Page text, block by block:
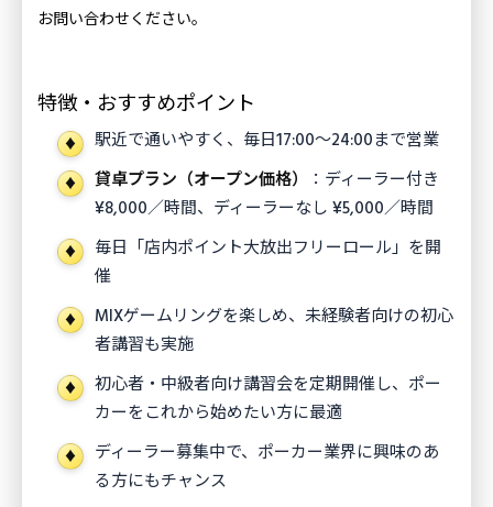
お問い合わせください。
特徴・おすすめポイント
駅近で通いやすく、毎日17:00〜24:00まで営業
貸卓プラン（オープン価格）
：ディーラー付き
¥8,000／時間、ディーラーなし ¥5,000／時間
毎日「店内ポイント大放出フリーロール」を開
催
MIXゲームリングを楽しめ、未経験者向けの初心
者講習も実施
初心者・中級者向け講習会を定期開催し、ポー
カーをこれから始めたい方に最適
ディーラー募集中で、ポーカー業界に興味のあ
る方にもチャンス